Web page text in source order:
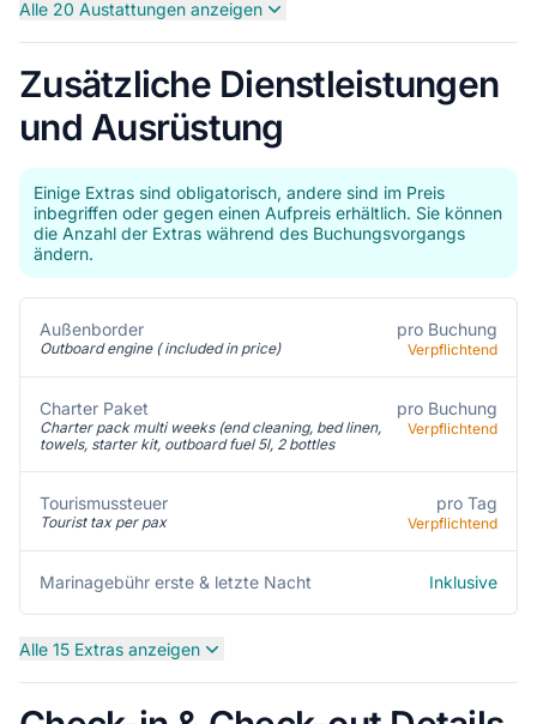
Alle 20 Austattungen anzeigen
Zusätzliche Dienstleistungen
und Ausrüstung
Einige Extras sind obligatorisch, andere sind im Preis
inbegriffen oder gegen einen Aufpreis erhältlich. Sie können
die Anzahl der Extras während des Buchungsvorgangs
ändern.
Außenborder
Outboard engine ( included in price)
pro Buchung
Verpflichtend
Charter Paket
Charter pack multi weeks (end cleaning, bed linen,
towels, starter kit, outboard fuel 5l, 2 bottles
pro Buchung
Verpflichtend
Tourismussteuer
Tourist tax per pax
pro Tag
Verpflichtend
Marinagebühr erste & letzte Nacht Inklusive
Alle 15 Extras anzeigen